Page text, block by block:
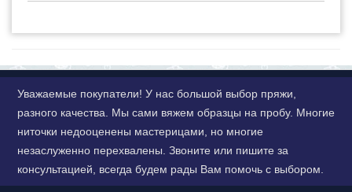
Уважаемые покупатели! У нас большой выбор пряжи,
разного качества. Мы сами вяжем образцы на пробу. Многие
ниточки недооценены мастерицами, но многие
незаслуженно перехвалены. Звоните или пишите за
консультацией, всегда будем рады Вам помочь с выбором.